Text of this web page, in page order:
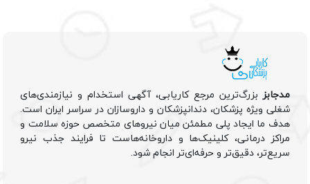
مدجابزبزرگ‌ترین مرجع کاریابی، آگهی استخدام و نیازمندی‌های
شغلی ویژه پزشکان، دندانپزشکان و داروسازان در سراسر ایران است.
هدف ما ایجاد پلی مطمئن میان نیروهای متخصص حوزه سلامت و
مراکز درمانی، کلینیک‌ها و داروخانه‌هاست تا فرایند جذب نیرو
سریع‌تر، دقیق‌تر و حرفه‌ای‌تر انجام شود.